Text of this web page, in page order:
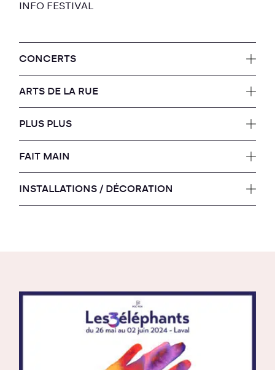
INFO FESTIVAL
CONCERTS
ARTS DE LA RUE
PLUS PLUS
FAIT MAIN
INSTALLATIONS / DÉCORATION